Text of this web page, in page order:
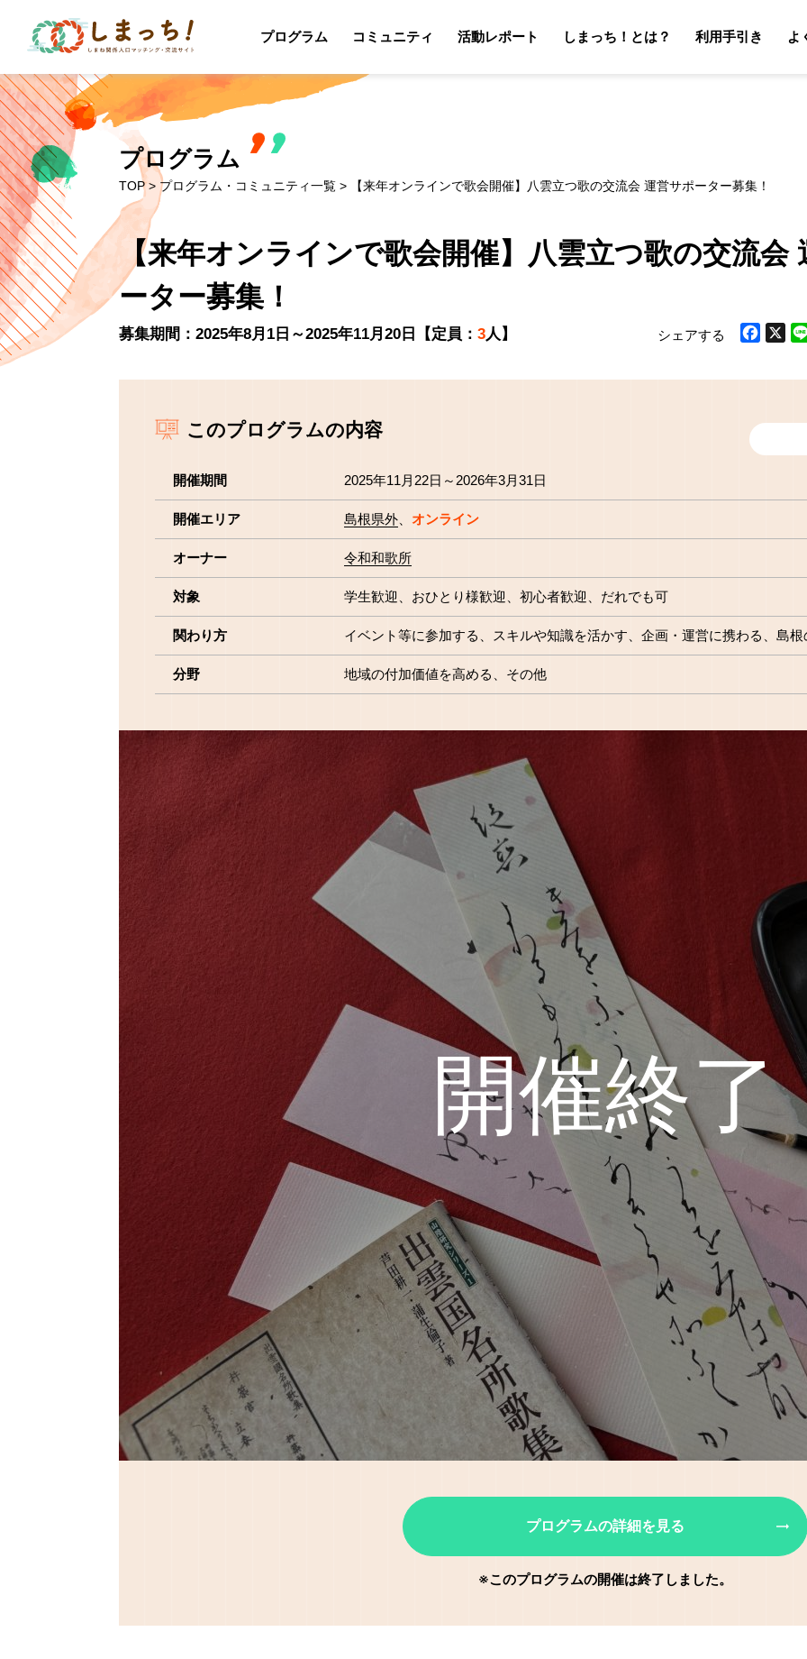
プログラム コミュニティ 活動レポート しまっち！とは？
利用手引き
よ
プログラム
TOP> プログラム・コミュニティ一覧 > 【来年オンラインで歌会開催】八雲立つ歌の交流会 運営サポーター募集！
【来年オンラインで歌会開催】八雲立つ歌の交流会
ーター募集！
募集期間：2025年8月1日～2025年11月20日 【定員： 3人】
シェアする
このプログラムの内容
開催期間 2025年11月22日～2026年3月31日
開催エリア 島根県外 オンライン
オーナー 令和和歌所
対象 学生歓迎 おひとり様歓迎 初心者歓迎 だれでも可
関わり方 イベント等に参加する スキルや知識を活かす 企画・運営に携わる 島根
分野 地域の付加価値を高める その他
プログラムの詳細を見る
※このプログラムの開催は終了しました。